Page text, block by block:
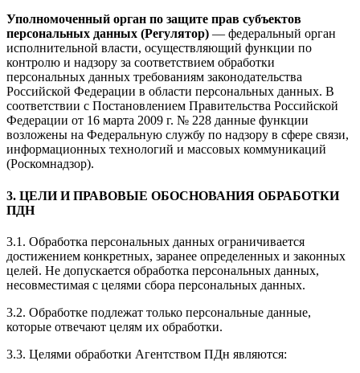
Уполномоченный орган по защите прав субъектов
персональных данных (Регулятор) — федеральный орган
исполнительной власти, осуществляющий функции по
контролю и надзору за соответствием обработки
персональных данных требованиям законодательства
Российской Федерации в области персональных данных. В
соответствии с Постановлением Правительства Российской
Федерации от 16 марта 2009 г. № 228 данные функции
возложены на Федеральную службу по надзору в сфере связи,
информационных технологий и массовых коммуникаций
(Роскомнадзор).
3. ЦЕЛИ И ПРАВОВЫЕ ОБОСНОВАНИЯ ОБРАБОТКИ
ПДН
3.1. Обработка персональных данных ограничивается
достижением конкретных, заранее определенных и законных
целей. Не допускается обработка персональных данных,
несовместимая с целями сбора персональных данных.
3.2. Обработке подлежат только персональные данные,
которые отвечают целям их обработки.
3.3. Целями обработки Агентством ПДн являются: